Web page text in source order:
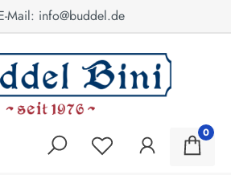
Mail: info@buddel.de
0